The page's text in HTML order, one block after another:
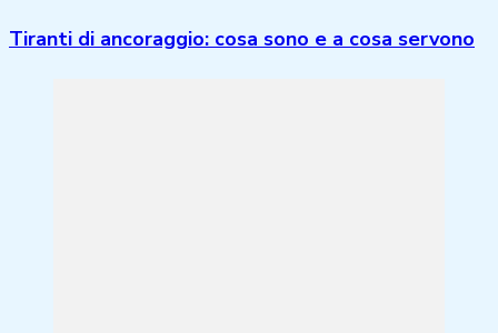
Tiranti di ancoraggio: cosa sono e a cosa servono